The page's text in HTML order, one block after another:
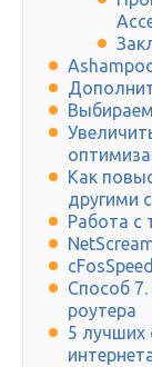
Как
другими
Работа с
cFosSpeed
Способ
роутера
5 лучших